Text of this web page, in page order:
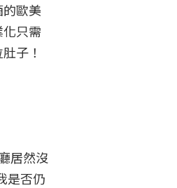
歐美
只需
子！
居然沒
是否仍